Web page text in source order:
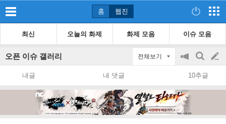
홈 웹진
최신 오늘의 화제 화제 모음 이슈 모음
오픈 이슈 갤러리 전체보기
공
지
on/off
검
색
글
쓰
내글 내 댓글 10추글